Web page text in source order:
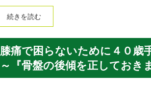
続きを読む
膝痛で困らないために４０歳
～『骨盤の後傾を正しておき